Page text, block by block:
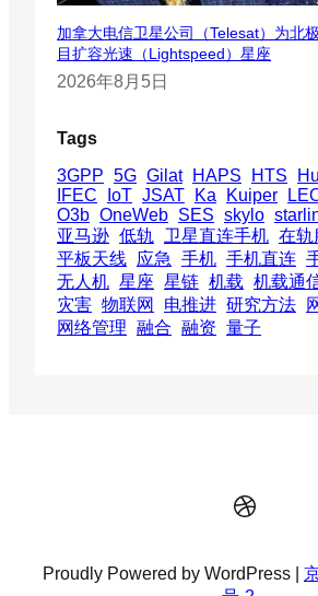
加拿大电信卫星公司（Telesat）为北
目扩容光速（Lightspeed）星座
2026年8月5日
Tags
3GPP 5G Gilat HAPS HTS
IFEC
IoT JSAT Ka Kuiper
O3b OneWeb SES skylo
亚马逊 低轨 卫星直连手机 在轨
平板天线 应急 手机 手机直连
无人机 星座 星链 机载 机载通
灾害 物联网 电推进 研究方法
网络管理 融合 融资 量子
Dribbble
Proudly Powered by WordPress |